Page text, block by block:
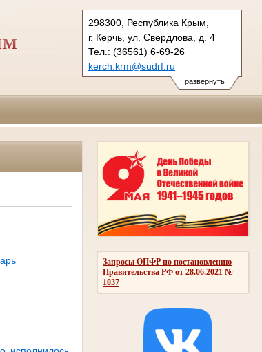
развернуть
298300, Республика Крым,
г. Керчь, ул. Свердлова, д. 4
Тел.: (36561) 6-69-26
kerch.krm@sudrf.ru
Запросы ОПФР по постановлению
Правительства РФ от 28.06.2021 №
1037